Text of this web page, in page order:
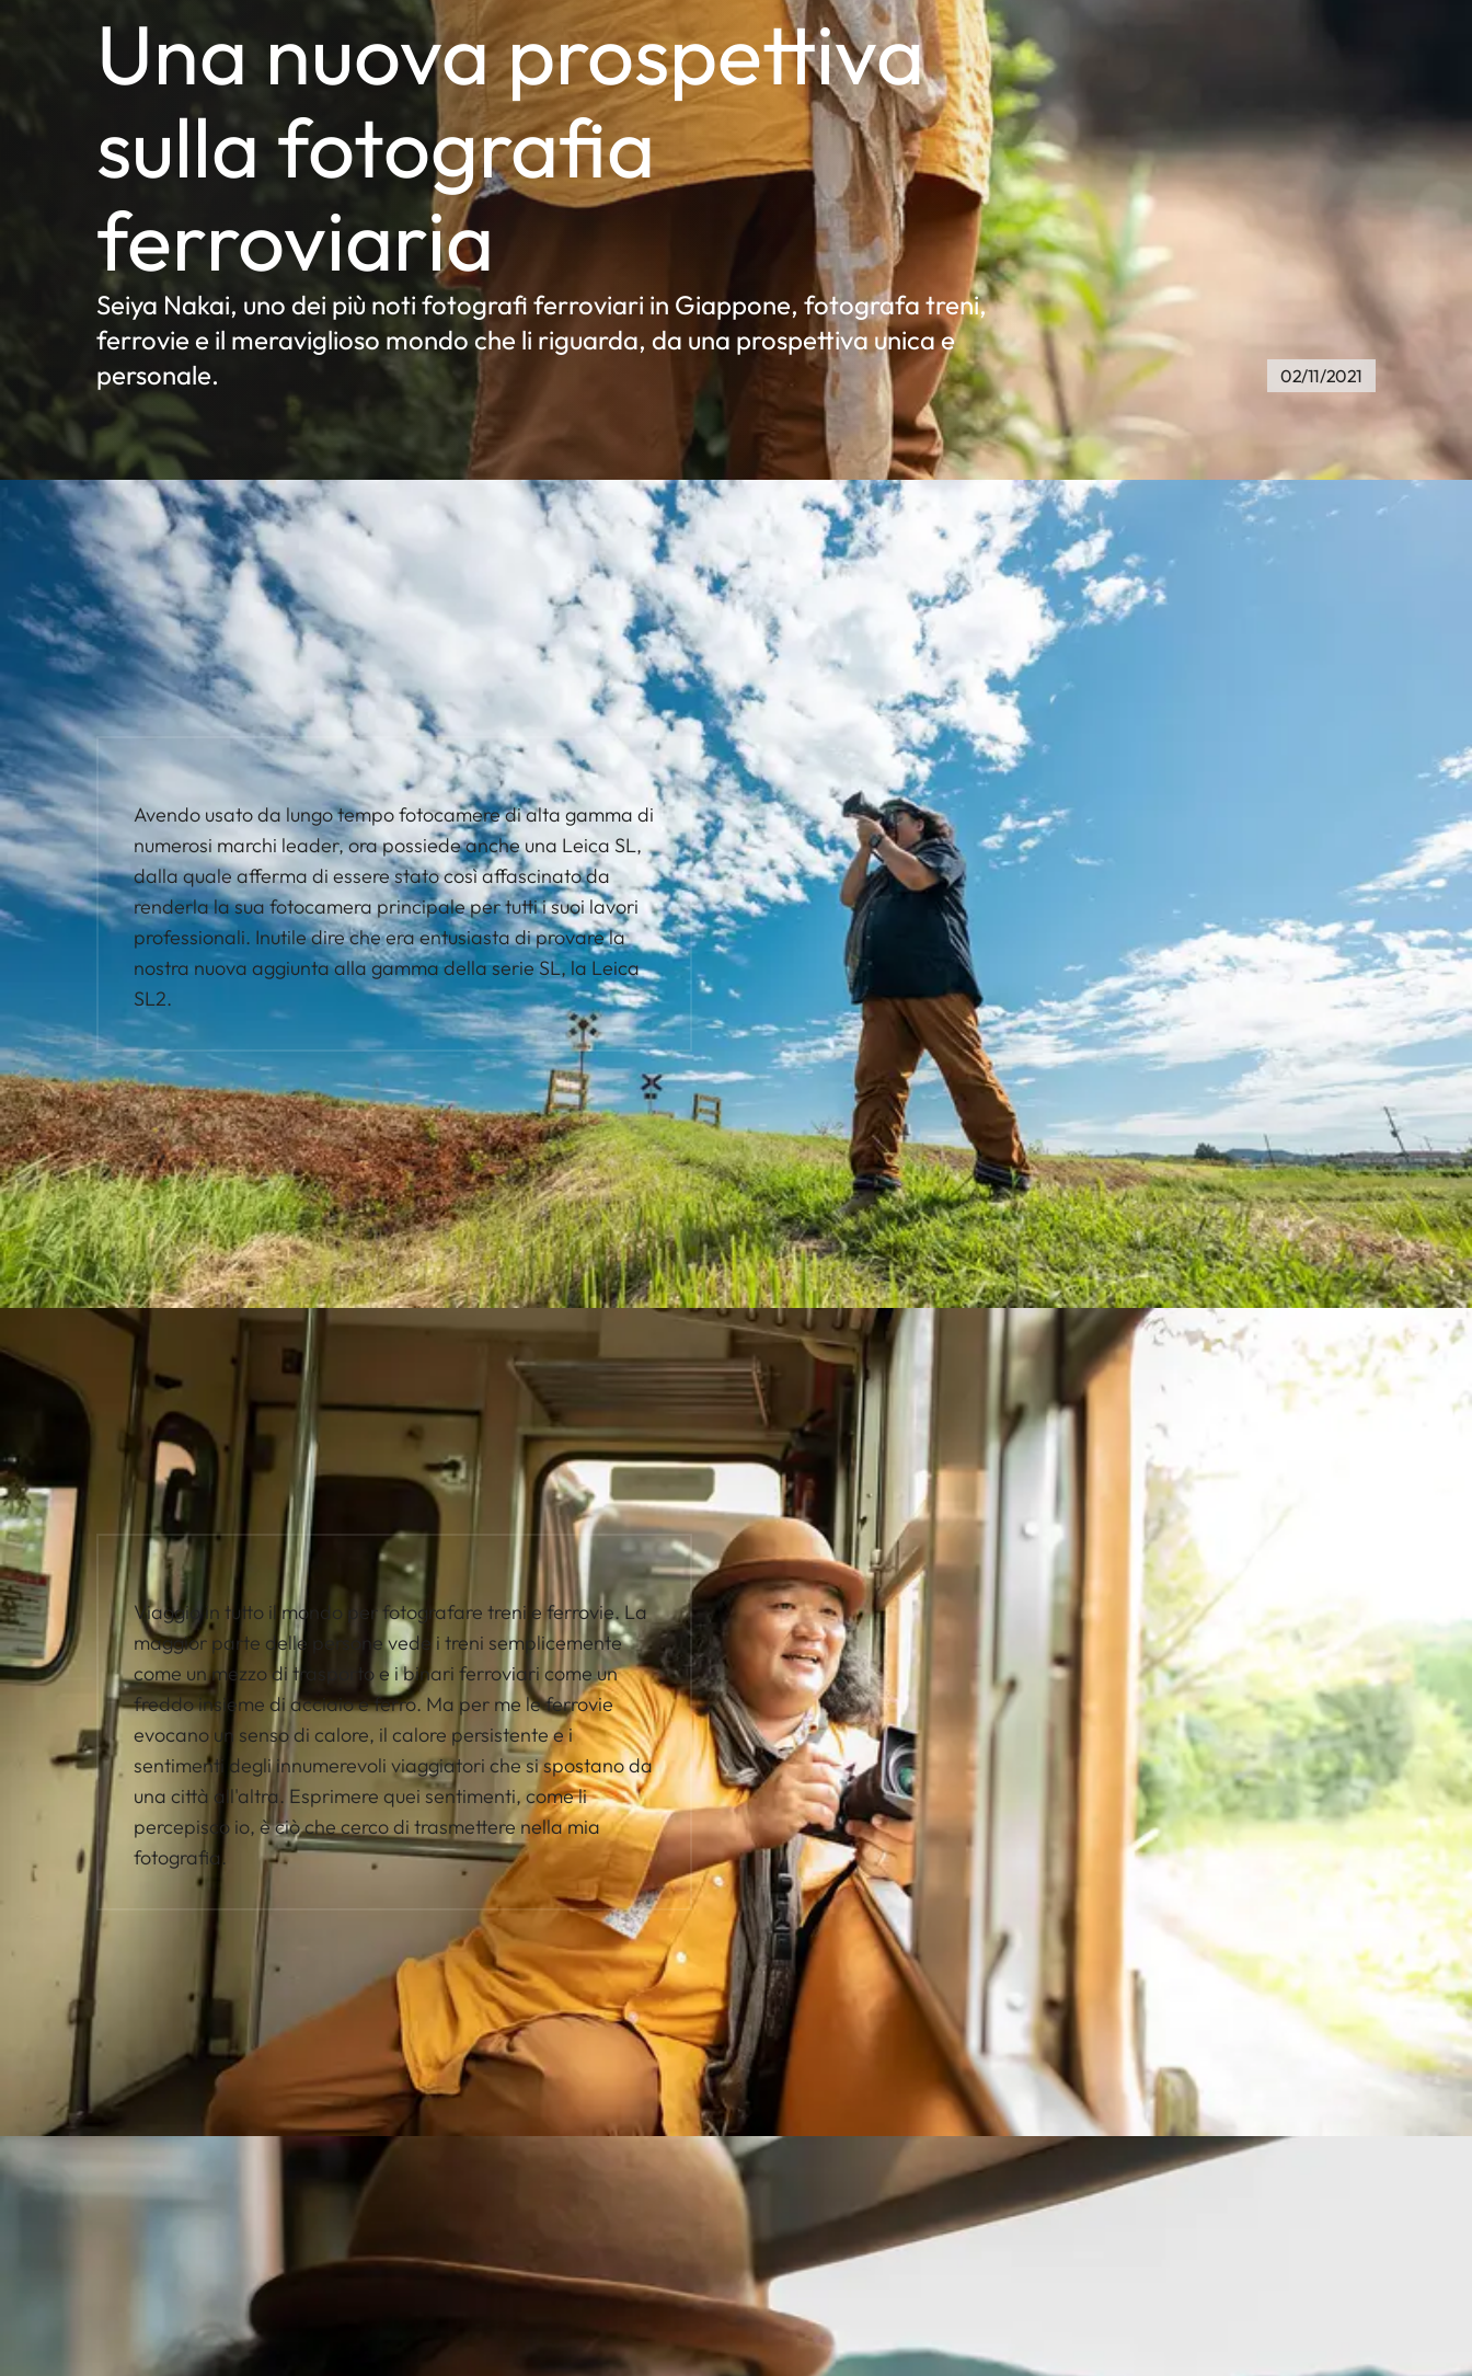
Una nuova prospettiva
sulla fotografia
ferroviaria
Seiya Nakai, uno dei più noti fotografi ferroviari in Giappone, fotografa treni,
ferrovie e il meraviglioso mondo che li riguarda, da una prospettiva unica e
personale.
02/11/2021
Avendo usato da lungo tempo fotocamere di alta gamma di
numerosi marchi leader, ora possiede anche una Leica SL,
dalla quale afferma di essere stato così affascinato da
renderla la sua fotocamera principale per tutti i suoi lavori
professionali. Inutile dire che era entusiasta di provare la
nostra nuova aggiunta alla gamma della serie SL, la Leica
SL2.
Viaggio in tutto il mondo per fotografare treni e ferrovie. La
maggior parte delle persone vede i treni semplicemente
come un mezzo di trasporto e i binari ferroviari come un
freddo insieme di acciaio e ferro. Ma per me le ferrovie
evocano un senso di calore, il calore persistente e i
sentimenti degli innumerevoli viaggiatori che si spostano da
una città all'altra. Esprimere quei sentimenti, come li
percepisco io, è ciò che cerco di trasmettere nella mia
fotografia.